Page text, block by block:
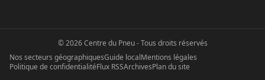
©2026 Centre du Pneu- Tous droits réservés
Nos secteurs géographiquesGuide localMentions légales
Politique de confidentialitéFlux RSSArchivesPlan du site